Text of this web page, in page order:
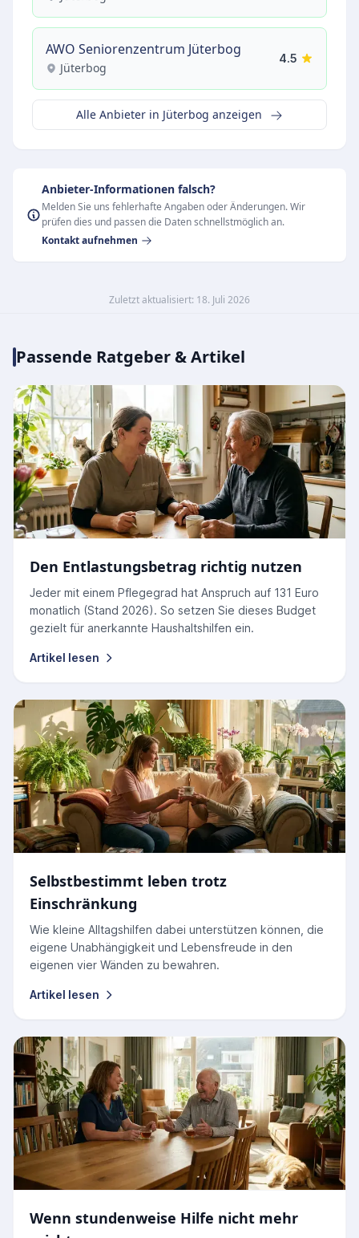
AWO Seniorenzentrum Jüterbog
Jüterbog
4.5
Alle Anbieter in Jüterbog anzeigen
Anbieter-Informationen falsch?
Melden Sie uns fehlerhafte Angaben oder Änderungen. Wir
prüfen dies und passen die Daten schnellstmöglich an.
Kontakt aufnehmen
Zuletzt aktualisiert: 18. Juli 2026
Passende Ratgeber & Artikel
Den Entlastungsbetrag richtig nutzen
Jeder mit einem Pflegegrad hat Anspruch auf 131 Euro
monatlich (Stand 2026). So setzen Sie dieses Budget
gezielt für anerkannte Haushaltshilfen ein.
Artikel lesen
Selbstbestimmt leben trotz
Einschränkung
Wie kleine Alltagshilfen dabei unterstützen können, die
eigene Unabhängigkeit und Lebensfreude in den
eigenen vier Wänden zu bewahren.
Artikel lesen
Wenn stundenweise Hilfe nicht mehr